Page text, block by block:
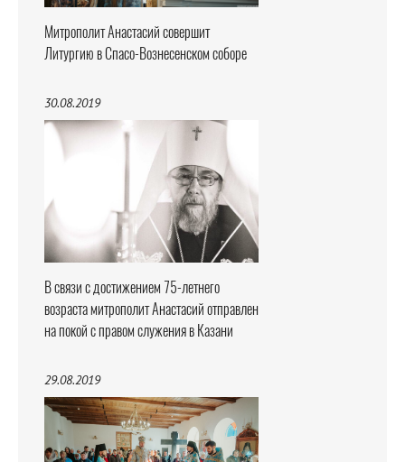
Митрополит Анастасий совершит
Литургию в Спасо-Вознесенском соборе
30.08.2019
В связи с достижением 75-летнего
возраста митрополит Анастасий отправлен
на покой с правом служения в Казани
29.08.2019